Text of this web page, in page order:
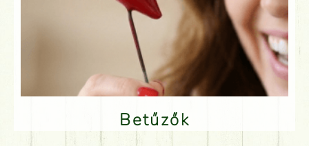
Betűzők